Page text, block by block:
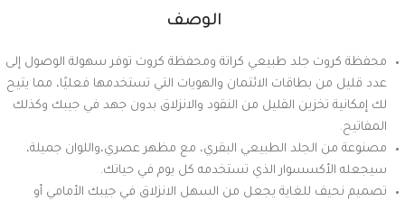
الوصف
محفظة كروت جلد طبيعي كراتة ومحفظة كروت توفر سهولة الوصول إلى
عدد قليل من بطاقات الائتمان والهويات التي تستخدمها فعليًا، مما يتيح
لك إمكانية تخزين القليل من النقود والانزلاق بدون جهد في جيبك وكذلك
المفاتيح.
مصنوعة من الجلد الطبيعي البقري، مع مظهر عصري،واللوان جميلة،
سيجعله الأكسسوار الذي تستخدمه كل يوم في حياتك.
تصميم نحيف للغاية يجعل من السهل الانزلاق في جيبك الأمامي أو